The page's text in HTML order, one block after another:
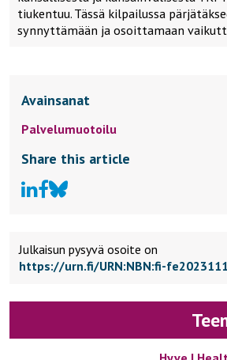
tiukentuu. Tässä kilpailussa
synnyttämään ja osoittamaan
Avainsanat
Palvelumuotoilu
Share this article
Julkaisun pysyvä osoite on
https://urn.fi/URN:NBN:fi-